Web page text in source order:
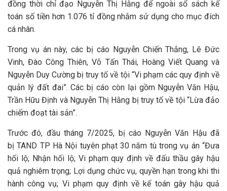
đồng thời chỉ đạo Nguyễn Thị Hằng để ngoài sổ sách kế
toán số tiền hơn 1.076 tỉ đồng nhằm sử dụng cho mục đích
cá nhân.
Trong vụ án này, các bị cáo Nguyễn Chiến Thắng, Lê Đức
Vinh, Đào Công Thiên, Võ Tấn Thái, Hoàng Viết Quang và
Nguyễn Duy Cường bị truy tố về tội “Vi phạm các quy định về
quản lý đất đai”. Các bị cáo còn lại gồm Nguyễn Văn Hậu,
Trần Hữu Định và Nguyễn Thị Hằng bị truy tố về tội “Lừa đảo
chiếm đoạt tài sản”.
Trước đó, đầu tháng 7/2025, bị cáo Nguyễn Văn Hậu đã
bị TAND TP Hà Nội tuyên phạt 30 năm tù trong vụ án “Đưa
hối lộ; Nhận hối lộ; Vi phạm quy định về đấu thầu gây hậu
quả nghiêm trọng; Lợi dụng chức vụ, quyền hạn trong khi thi
hành công vụ; Vi phạm quy định về kế toán gây hậu quả